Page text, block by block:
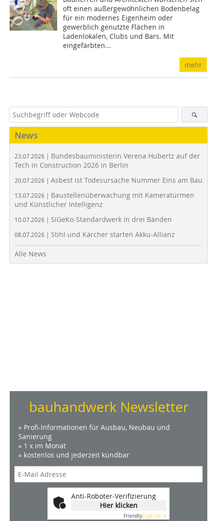
oft einen außergewöhnlichen Bodenbelag
für ein modernes Eigenheim oder
gewerblich genutzte Flächen in
Ladenlokalen, Clubs und Bars. Mit
eingefärbten...
mehr
News
23.07.2026 | Bundesbauministerin Verena Hubertz auf der
Tech in Construction 2026 in Berlin
20.07.2026 | Asbest ist Todesursache Nummer Eins am Bau
13.07.2026 | Baustellenüberwachung mit Kameratürmen
und Künstlicher Intelligenz
10.07.2026 | SiGeKo-Standardwerk in drei Bänden
08.07.2026 | Stihl und Kärcher starten Akku-Allianz
Alle News
bauhandwerk Newsletter
» Profi-Informationen für Ausbau, Neubau und
Sanierung
» 1 x im Monat
» kostenlos und jederzeit kündbar
Anti-Roboter-Verifizierung
Hier klicken
FriendlyCaptcha ⇗